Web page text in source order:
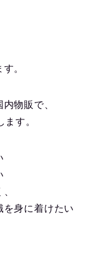
。
物販で、
す。
を身に着けたい